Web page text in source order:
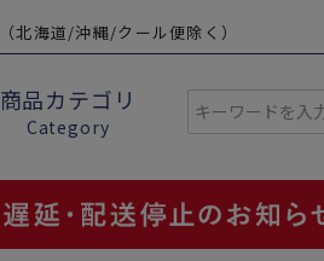
（北海道/沖縄/クール便除く）
商品カテゴリ
Category